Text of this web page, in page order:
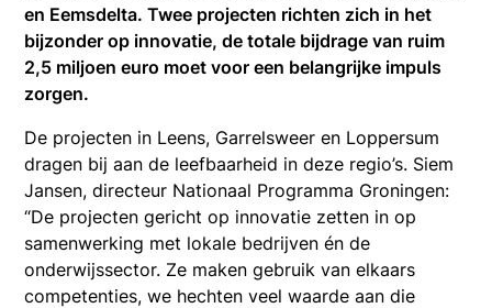
en Eemsdelta. Twee projecten richten zich in het
bijzonder op innovatie, de totale bijdrage van ruim
2,5 miljoen euro moet voor een belangrijke impuls
zorgen.
De projecten in Leens, Garrelsweer en Loppersum
dragen bij aan de leefbaarheid in deze regio’s. Siem
Jansen, directeur Nationaal Programma Groningen:
“De projecten gericht op innovatie zetten in op
samenwerking met lokale bedrijven én de
onderwijssector. Ze maken gebruik van elkaars
competenties, we hechten veel waarde aan die